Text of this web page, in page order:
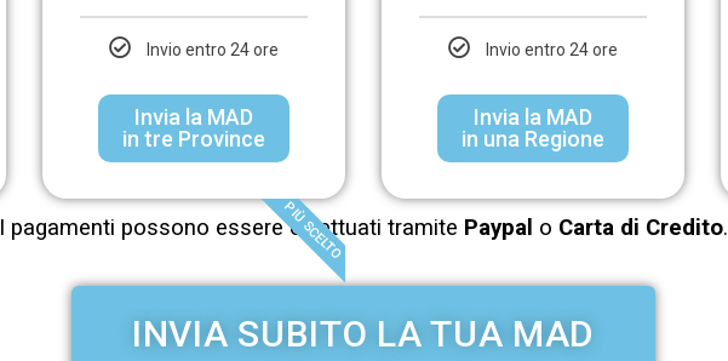
Invio entro 24 ore
Invia la MAD
in tre Province
PIÙ SCELTO
Invio entro 24 ore
Invia la MAD
in una Regione
I pagamenti possono essere effettuati tramite Paypal o Carta di Credito.
INVIA SUBITO LA TUA MAD